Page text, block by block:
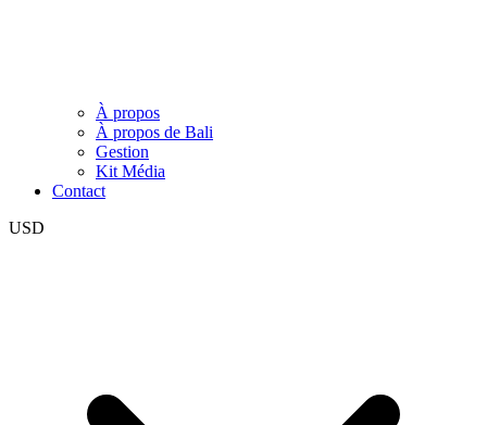
À propos
À propos de Bali
Gestion
Kit Média
Contact
USD